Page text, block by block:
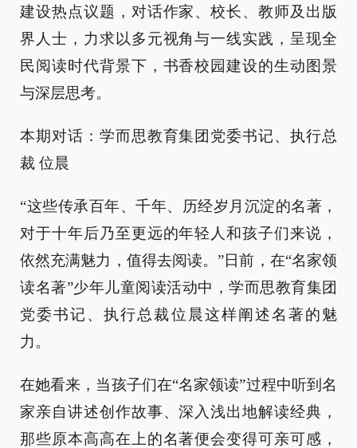
建设热点议题，对话作家、校长、教师及出版
界人士，力求以多元视角与一线实践，呈现全
民阅读时代背景下，书香校园建设的生动图景
与深层思考。
本期对话：学而思教育集团党委书记、执行总
裁 位晨
“这些传承百年、千年、历经岁月沉淀的名著，
对于十年后乃至更远的年轻人和孩子们来说，
依然充满魅力，值得去阅读。”日前，在“名家领
读名著”少年儿童阅读活动中，学而思教育集团
党委书记、执行总裁位晨这样阐述名著的魅
力。
在她看来，当孩子们在“名家领读”过程中听到名
家亲自讲述创作故事、深入浅出地解读经典，
那些原本高高在上的名著便会变得可亲可感，